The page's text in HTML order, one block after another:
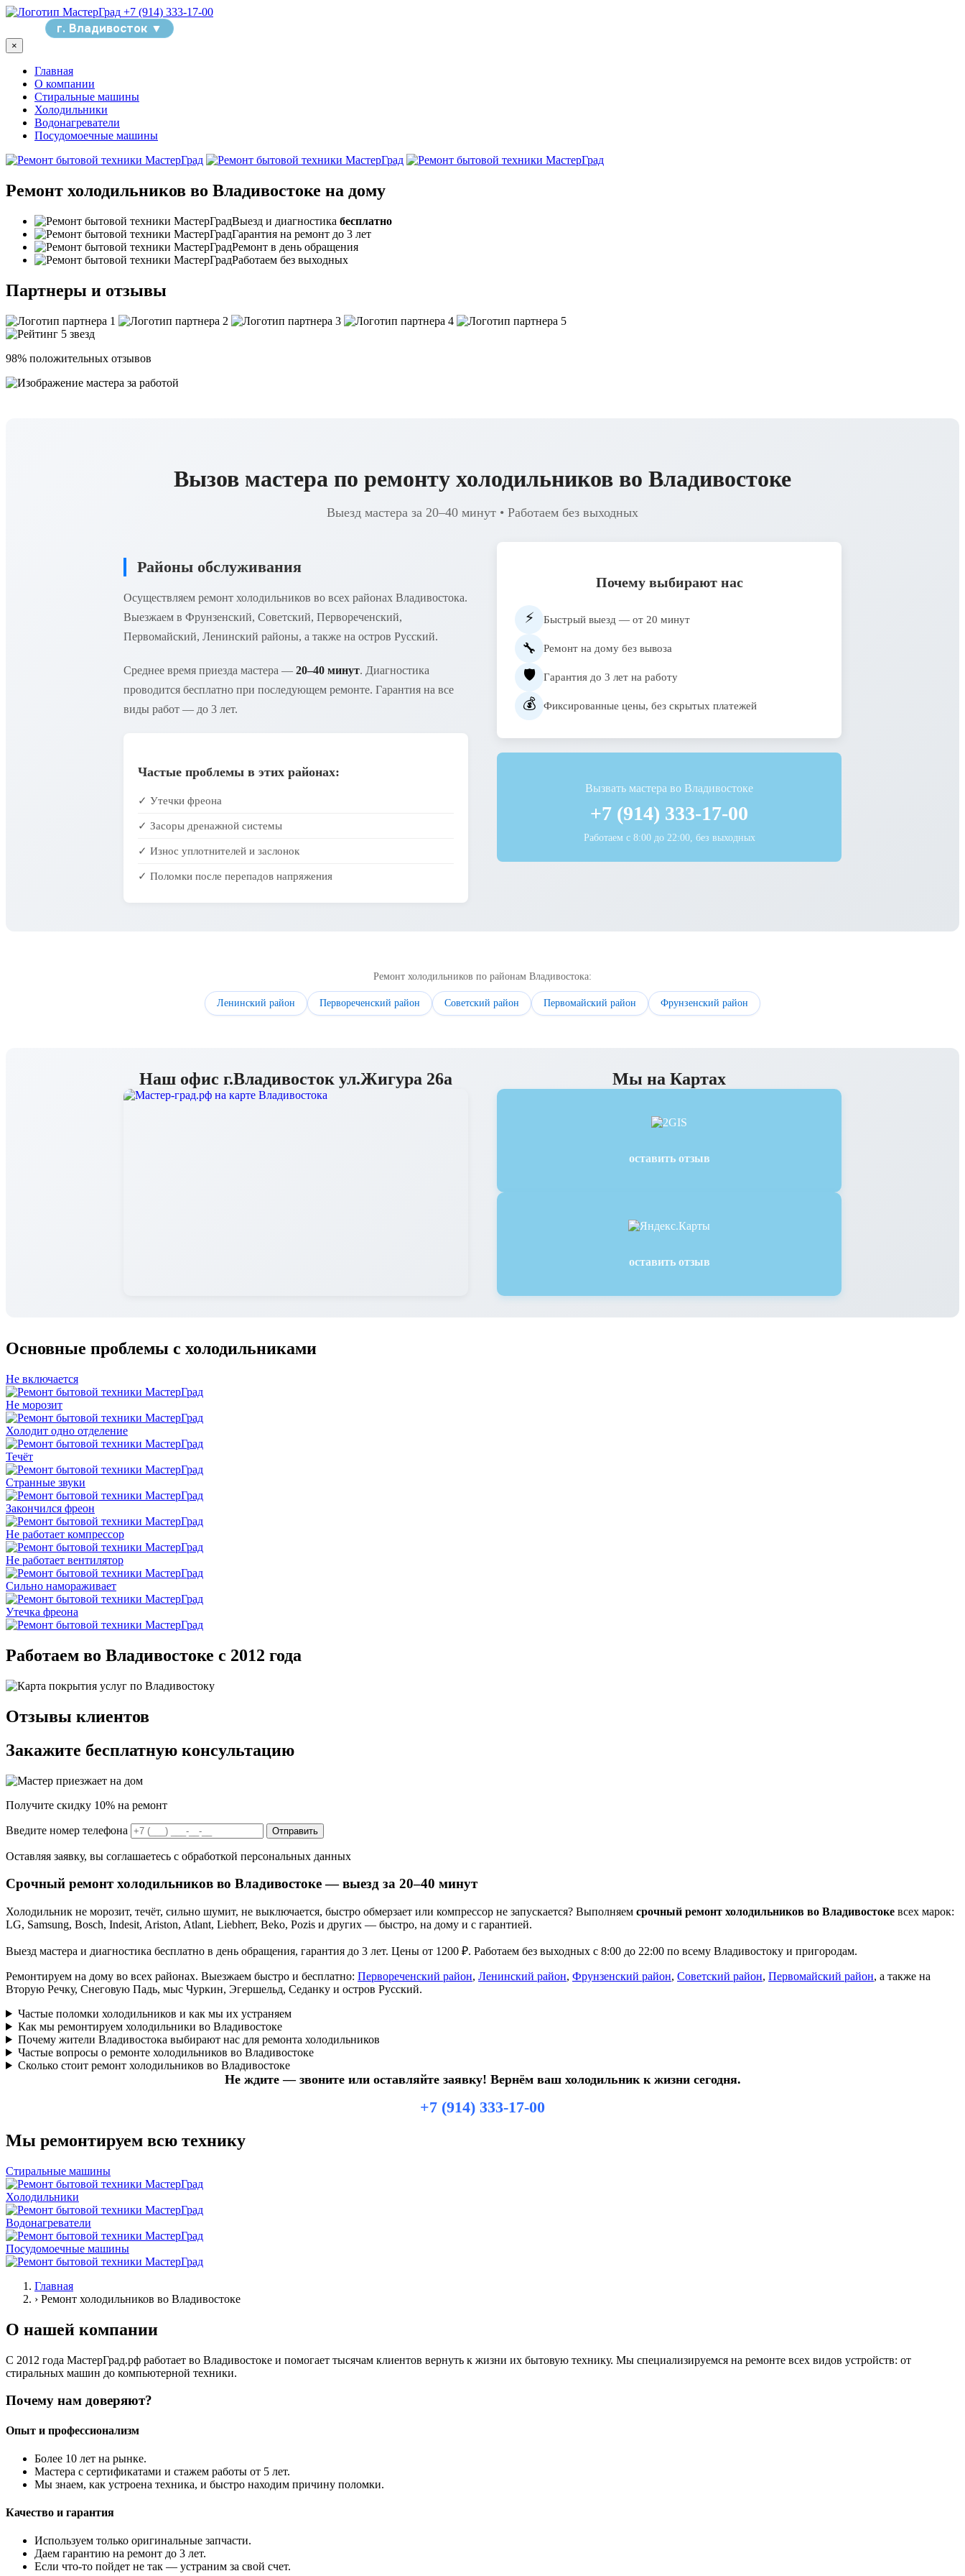
+7 (914) 333-17-00
г. Владивосток ▼
×
Главная
О компании
Стиральные машины
Холодильники
Водонагреватели
Посудомоечные машины
Ремонт холодильников во Владивостоке на дому
Выезд и диагностика бесплатно
Гарантия на ремонт до 3 лет
Ремонт в день обращения
Работаем без выходных
Партнеры и отзывы
98% положительных отзывов
Вызов мастера по ремонту холодильников во Владивостоке
Выезд мастера за 20–40 минут • Работаем без выходных
Районы обслуживания
Осуществляем ремонт холодильников во всех районах Владивостока.
Выезжаем в Фрунзенский, Советский, Первореченский,
Первомайский, Ленинский районы, а также на остров Русский.
Среднее время приезда мастера — 20–40 минут. Диагностика
проводится бесплатно при последующем ремонте. Гарантия на все
виды работ — до 3 лет.
Частые проблемы в этих районах:
✓ Утечки фреона
✓ Засоры дренажной системы
✓ Износ уплотнителей и заслонок
✓ Поломки после перепадов напряжения
Почему выбирают нас
⚡ Быстрый выезд — от 20 минут
🔧 Ремонт на дому без вывоза
🛡️ Гарантия до 3 лет на работу
💰 Фиксированные цены, без скрытых платежей
Вызвать мастера во Владивостоке
+7 (914) 333-17-00
Работаем с 8:00 до 22:00, без выходных
Ремонт холодильников по районам Владивостока:
Ленинский район Первореченский район Советский район Первомайский район Фрунзенский район
Наш офис г.Владивосток ул.Жигура 26а Мы на Картах
оставить отзыв
оставить отзыв
Основные проблемы с холодильниками
Не включается
Не морозит
Холодит одно отделение
Течёт
Странные звуки
Закончился фреон
Не работает компрессор
Не работает вентилятор
Сильно намораживает
Утечка фреона
Работаем во Владивостоке с 2012 года
Отзывы клиентов
Закажите бесплатную консультацию
Получите скидку 10% на ремонт
Введите номер телефона Отправить
Оставляя заявку, вы соглашаетесь с обработкой персональных данных
Срочный ремонт холодильников во Владивостоке — выезд за 20–40 минут
Холодильник не морозит, течёт, сильно шумит, не выключается, быстро обмерзает или компрессор не запускается? Выполняем срочный ремонт холодильников во Владивостоке всех марок:
LG, Samsung, Bosch, Indesit, Ariston, Atlant, Liebherr, Beko, Pozis и других — быстро, на дому и с гарантией.
Выезд мастера и диагностика бесплатно в день обращения, гарантия до 3 лет. Цены от 1200 ₽. Работаем без выходных с 8:00 до 22:00 по всему Владивостоку и пригородам.
Ремонтируем на дому во всех районах. Выезжаем быстро и бесплатно: Первореченский район, Ленинский район, Фрунзенский район, Советский район, Первомайский район, а также на
Вторую Речку, Снеговую Падь, мыс Чуркин, Эгершельд, Седанку и остров Русский.
Частые поломки холодильников и как мы их устраняем
Как мы ремонтируем холодильники во Владивостоке
Почему жители Владивостока выбирают нас для ремонта холодильников
Частые вопросы о ремонте холодильников во Владивостоке
Сколько стоит ремонт холодильников во Владивостоке
Не ждите — звоните или оставляйте заявку! Вернём ваш холодильник к жизни сегодня.
+7 (914) 333-17-00
Мы ремонтируем всю технику
Стиральные машины
Холодильники
Водонагреватели
Посудомоечные машины
Главная
› Ремонт холодильников во Владивостоке
О нашей компании
С 2012 года МастерГрад.рф работает во Владивостоке и помогает тысячам клиентов вернуть к жизни их бытовую технику. Мы специализируемся на ремонте всех видов устройств: от
стиральных машин до компьютерной техники.
Почему нам доверяют?
Опыт и профессионализм
Более 10 лет на рынке.
Мастера с сертификатами и стажем работы от 5 лет.
Мы знаем, как устроена техника, и быстро находим причину поломки.
Качество и гарантия
Используем только оригинальные запчасти.
Даем гарантию на ремонт до 3 лет.
Если что-то пойдет не так — устраним за свой счет.